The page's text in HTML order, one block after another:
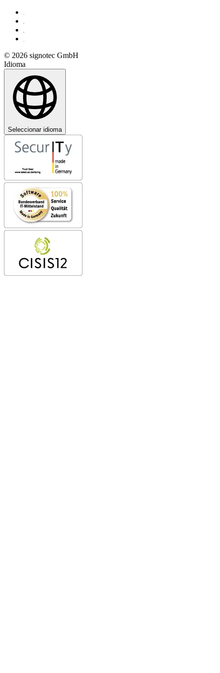
© 2026 signotec GmbH
Idioma
Seleccionar idioma